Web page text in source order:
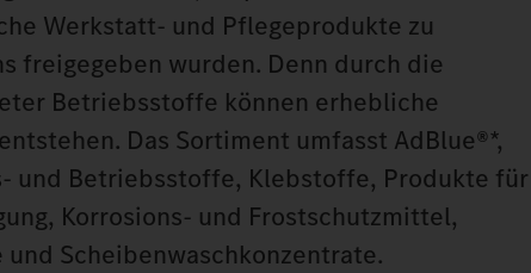
Werkstatt‑ und Pflegeprodukte zu
freigegeben wurden. Denn durch die
Betriebsstoffe können erhebliche
Das Sortiment umfasst AdBlue®*,
und Betriebsstoffe, Klebstoffe, Produkte für
Korrosions‑ und Frostschutzmittel,
Scheibenwaschkonzentrate.